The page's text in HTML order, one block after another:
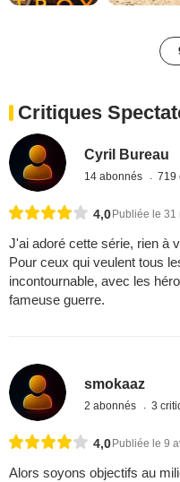
Critiques
Cyril Bureau
14 abonnés 719
4,0Publiée le 31
J'ai adoré cette série, rien à
Pour ceux qui veulent tous
incontournable, avec les
fameuse guerre.
smokaaz
2 abonnés 3
4,0Publiée le 9
Alors soyons objectifs au